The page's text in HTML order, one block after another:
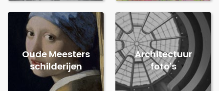
Oude Meesters
schilderijen
Architectuur
foto's